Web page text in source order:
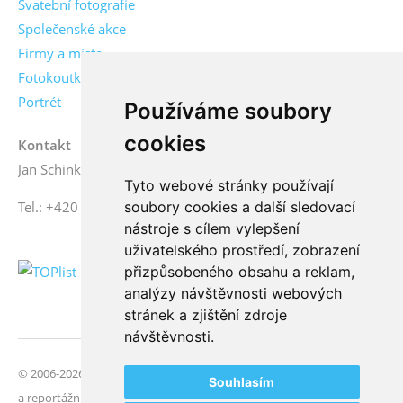
Používáme soubory
cookies
Tyto webové stránky používají
soubory cookies a další sledovací
nástroje s cílem vylepšení
uživatelského prostředí, zobrazení
přizpůsobeného obsahu a reklam,
analýzy návštěvnosti webových
stránek a zjištění zdroje
návštěvnosti.
Souhlasím
Svatební fotografie
Společenské akce
Firmy a místa
Fotokoutky
Portrét
Kontakt
Jan Schinko jr., fotograf
Tel.: +420 776 771 000
© 2006-2026 FotoSchinko, všechna práva vyhrazena | Svatební
a reportážní fotografie | České Budějovice, jižní Čechy |